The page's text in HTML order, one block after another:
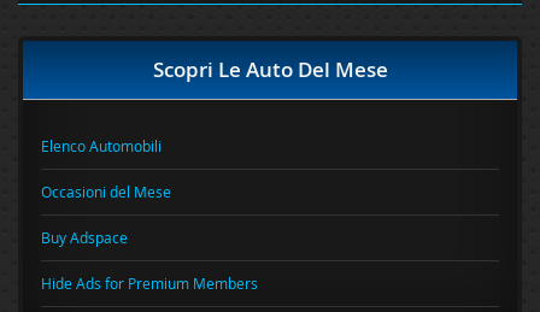
Scopri Le Auto Del Mese
Elenco Automobili
Occasioni del Mese
Buy Adspace
Hide Ads for Premium Members